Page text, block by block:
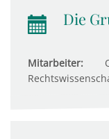
Die
Mitarbeiter: